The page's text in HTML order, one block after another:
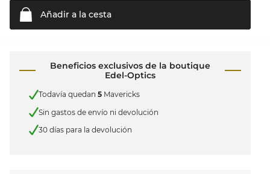
Añadir a la cesta
Beneficios exclusivos de la boutique
Edel-Optics
Todavía quedan 5 Mavericks
Sin gastos de envío ni devolución
30 días para la devolución